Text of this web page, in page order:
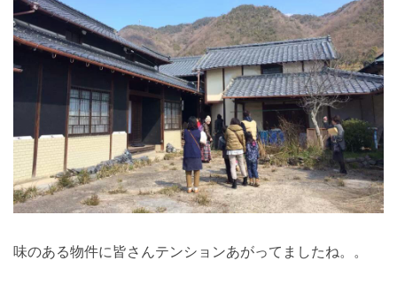
味のある物件に皆さんテンションあがってましたね。。